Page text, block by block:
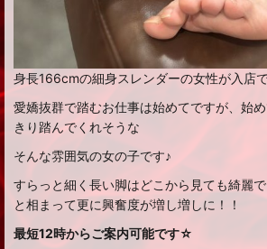
身長166cmの細身スレンダーの女性が入店で
愛嬌抜群で踏むお仕事は始めてですが、始
きり踏んでくれそうな
そんな雰囲気の女の子です♪
すらっと細く長い脚はどこから見ても綺麗
と相まって更に興奮度が増し増しに！！
最短12時からご案内可能です☆